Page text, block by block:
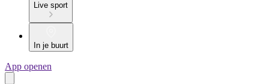
Live sport
In je buurt
App openen